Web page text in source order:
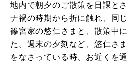
地内で朝夕のご散策を日課と
ナ禍の時期から折に触れ、同
篠宮家の悠仁さまと、散策中
た。週末の夕刻など、悠仁さ
をなさっている時、お近くを